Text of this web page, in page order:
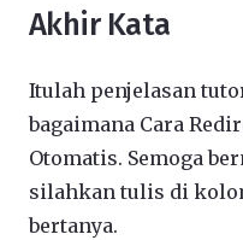
Akhir Kata
Itulah penjelasan
bagaimana Cara
Otomatis. Semoga
silahkan tulis di
bertanya.